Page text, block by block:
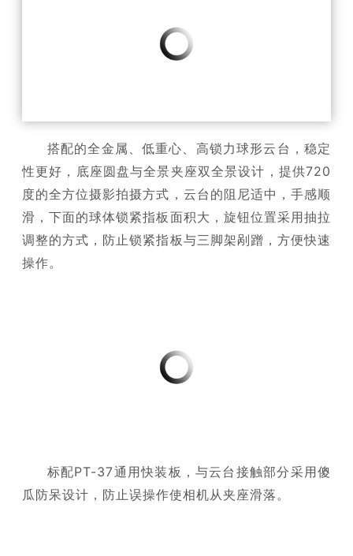
搭配的全金属、低重心、高锁力球形云台，稳定
性更好，底座圆盘与全景夹座双全景设计，提供720
度的全方位摄影拍摄方式，云台的阻尼适中，手感顺
滑，下面的球体锁紧指板面积大，旋钮位置采用抽拉
调整的方式，防止锁紧指板与三脚架剐蹭，方便快速
操作。
标配PT-37通用快装板，与云台接触部分采用傻
瓜防呆设计，防止误操作使相机从夹座滑落。